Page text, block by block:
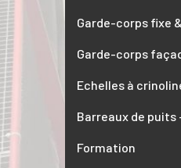
Garde-corps fixe
Garde-corps
Echelles à
Barreaux de
Formation